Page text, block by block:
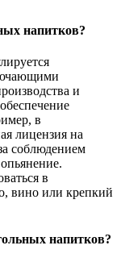
напитков?
и
в
лицензия на
соблюдением
в
вино или крепкий
напитков?